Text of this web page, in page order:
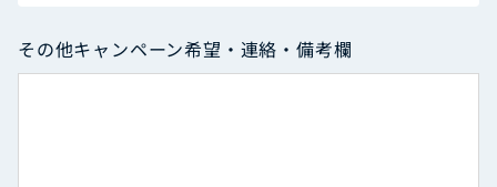
その他キャンペーン希望・連絡・備考欄